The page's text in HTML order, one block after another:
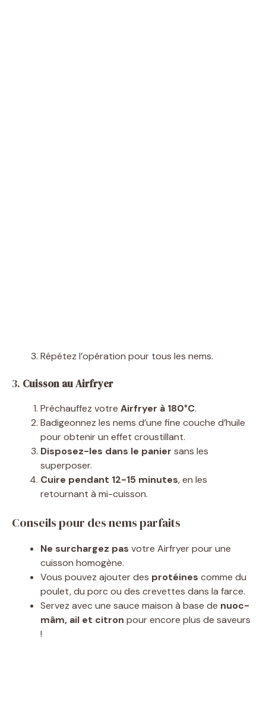
Répétez l’opération pour tous les nems.
3. Cuisson au Airfryer
Préchauffez votre Airfryer à 180°C.
Badigeonnez les nems d’une fine couche d’huile
pour obtenir un effet croustillant.
Disposez-les dans le panier sans les
superposer.
Cuire pendant 12-15 minutes, en les
retournant à mi-cuisson.
Conseils pour des nems parfaits
Ne surchargez pas votre Airfryer pour une
cuisson homogène.
Vous pouvez ajouter des protéines comme du
poulet, du porc ou des crevettes dans la farce.
Servez avec une sauce maison à base de nuoc-
mâm, ail et citron pour encore plus de saveurs
!